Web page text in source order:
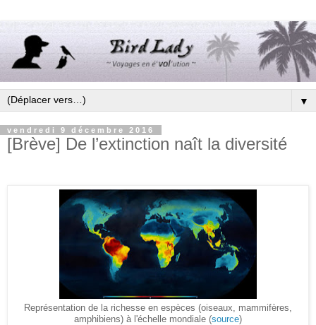
▼
vendredi 9 décembre 2016
[Brève] De l’extinction naît la diversité
Représentation de la richesse en espèces (oiseaux, mammifères,
amphibiens) à l'échelle mondiale (source)